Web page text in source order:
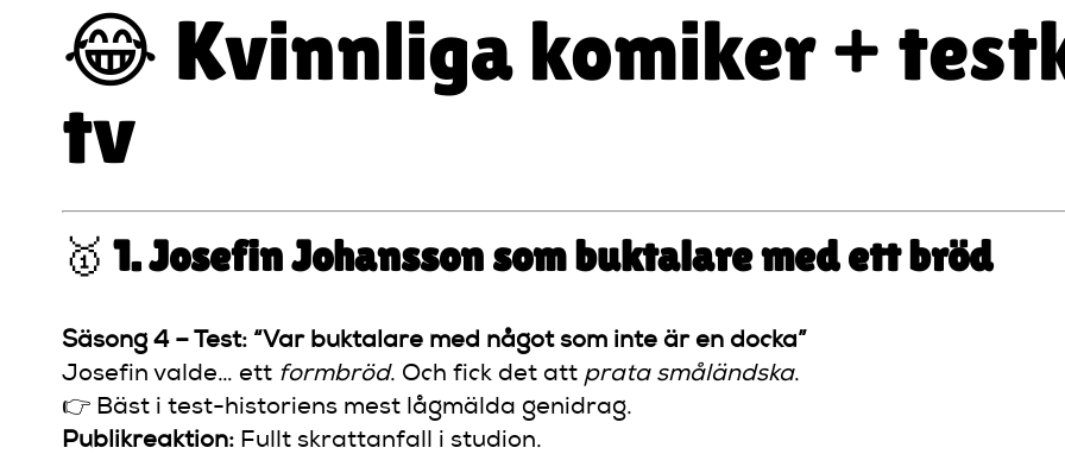
😂 Kvinnliga komiker +
tv
🥇 1. Josefin Johansson som buktalare med ett bröd
Säsong 4 – Test: “Var buktalare med något som inte är en docka”
Josefin valde… ett formbröd. Och fick det att prata småländska.
👉 Bäst i test-historiens mest lågmälda genidrag.
Publikreaktion:Fullt skrattanfall i studion.